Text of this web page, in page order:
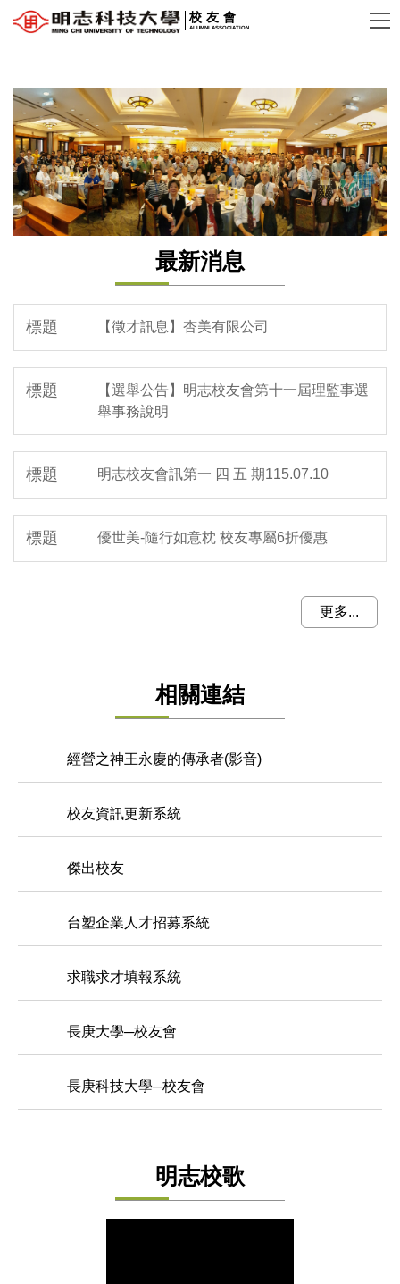
跳
要
內
容
區
校友會
ALUMNI ASSOCIATION
最新消息
【徵才訊息】杏美有限公司
【選舉公告】明志校友會第十一屆理監事選
舉事務說明
明志校友會訊第一 四 五 期115.07.10
優世美-隨行如意枕 校友專屬6折優惠
更多...
相關連結
經營之神王永慶的傳承者(影音)
校友資訊更新系統
傑出校友
台塑企業人才招募系統
求職求才填報系統
長庚大學─校友會
長庚科技大學─校友會
明志校歌